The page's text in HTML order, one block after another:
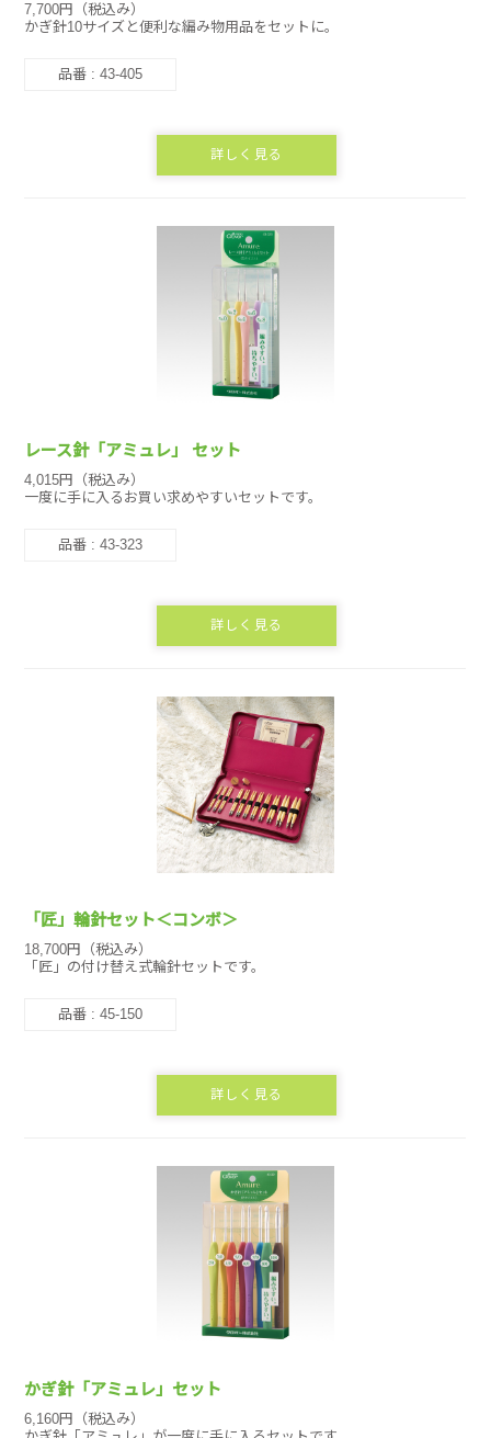
7,700円（税込み）
かぎ針10サイズと便利な編み物用品をセットに。
品番 : 43-405
詳しく見る
レース針「アミュレ」 セット
4,015円（税込み）
一度に手に入るお買い求めやすいセットです。
品番 : 43-323
詳しく見る
「匠」輪針セット＜コンボ＞
18,700円（税込み）
「匠」の付け替え式輪針セットです。
品番 : 45-150
詳しく見る
かぎ針「アミュレ」セット
6,160円（税込み）